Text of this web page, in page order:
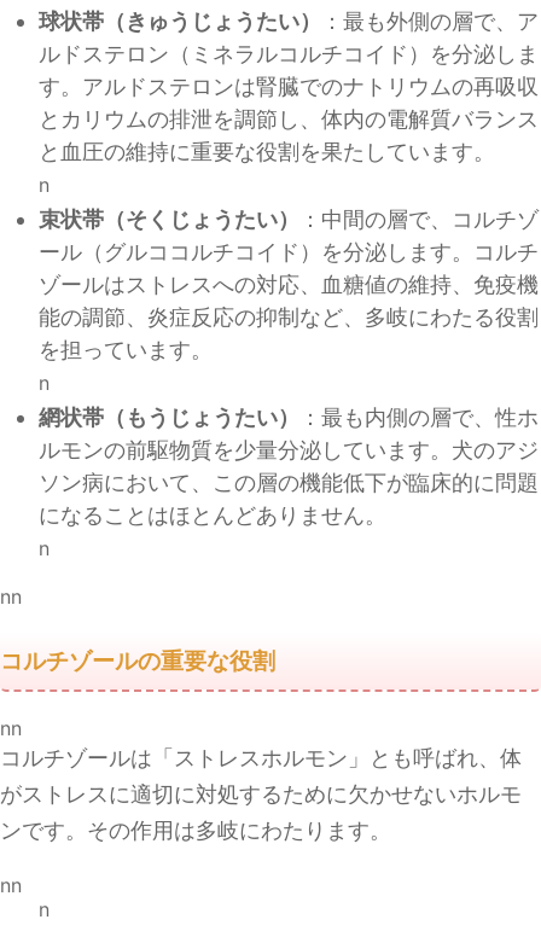
球状帯（きゅうじょうたい）
：最も外側の層で、ア
ルドステロン（ミネラルコルチコイド）を分泌しま
す。アルドステロンは腎臓でのナトリウムの再吸収
とカリウムの排泄を調節し、体内の電解質バランス
と血圧の維持に重要な役割を果たしています。
n
束状帯（そくじょうたい）
：中間の層で、コルチゾ
ール（グルココルチコイド）を分泌します。コルチ
ゾールはストレスへの対応、血糖値の維持、免疫機
能の調節、炎症反応の抑制など、多岐にわたる役割
を担っています。
n
網状帯（もうじょうたい）
：最も内側の層で、性ホ
ルモンの前駆物質を少量分泌しています。犬のアジ
ソン病において、この層の機能低下が臨床的に問題
になることはほとんどありません。
n
nn
コルチゾールの重要な役割
nn
コルチゾールは「ストレスホルモン」とも呼ばれ、体
がストレスに適切に対処するために欠かせないホルモ
ンです。その作用は多岐にわたります。
nn
n